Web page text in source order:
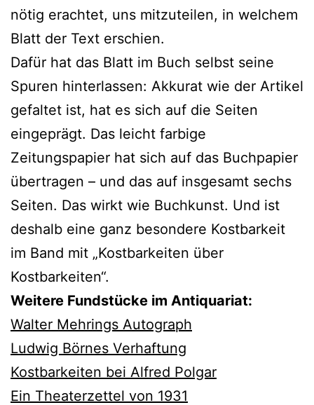
nötig erachtet, uns mitzuteilen, in welchem
Blatt der Text erschien.
Dafür hat das Blatt im Buch selbst seine
Spuren hinterlassen: Akkurat wie der Artikel
gefaltet ist, hat es sich auf die Seiten
eingeprägt. Das leicht farbige
Zeitungspapier hat sich auf das Buchpapier
übertragen – und das auf insgesamt sechs
Seiten. Das wirkt wie Buchkunst. Und ist
deshalb eine ganz besondere Kostbarkeit
im Band mit „Kostbarkeiten über
Kostbarkeiten“.
Weitere Fundstücke im Antiquariat:
Walter Mehrings Autograph
Ludwig Börnes Verhaftung
Kostbarkeiten bei Alfred Polgar
Ein Theaterzettel von 1931